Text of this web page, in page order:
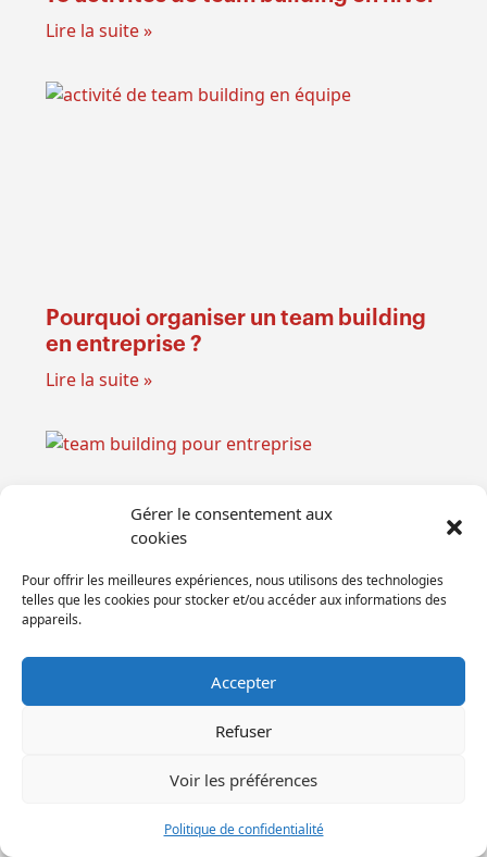
Gérer le consentement aux
cookies
Pour offrir les meilleures expériences, nous utilisons des technologies
telles que les cookies pour stocker et/ou accéder aux informations des
appareils.
Accepter
Refuser
Voir les préférences
Politique de confidentialité
Lire la suite »
Pourquoi organiser un team building
en entreprise ?
Lire la suite »
pour renforcer votre équipe
TÉMOIGNAGES SUR